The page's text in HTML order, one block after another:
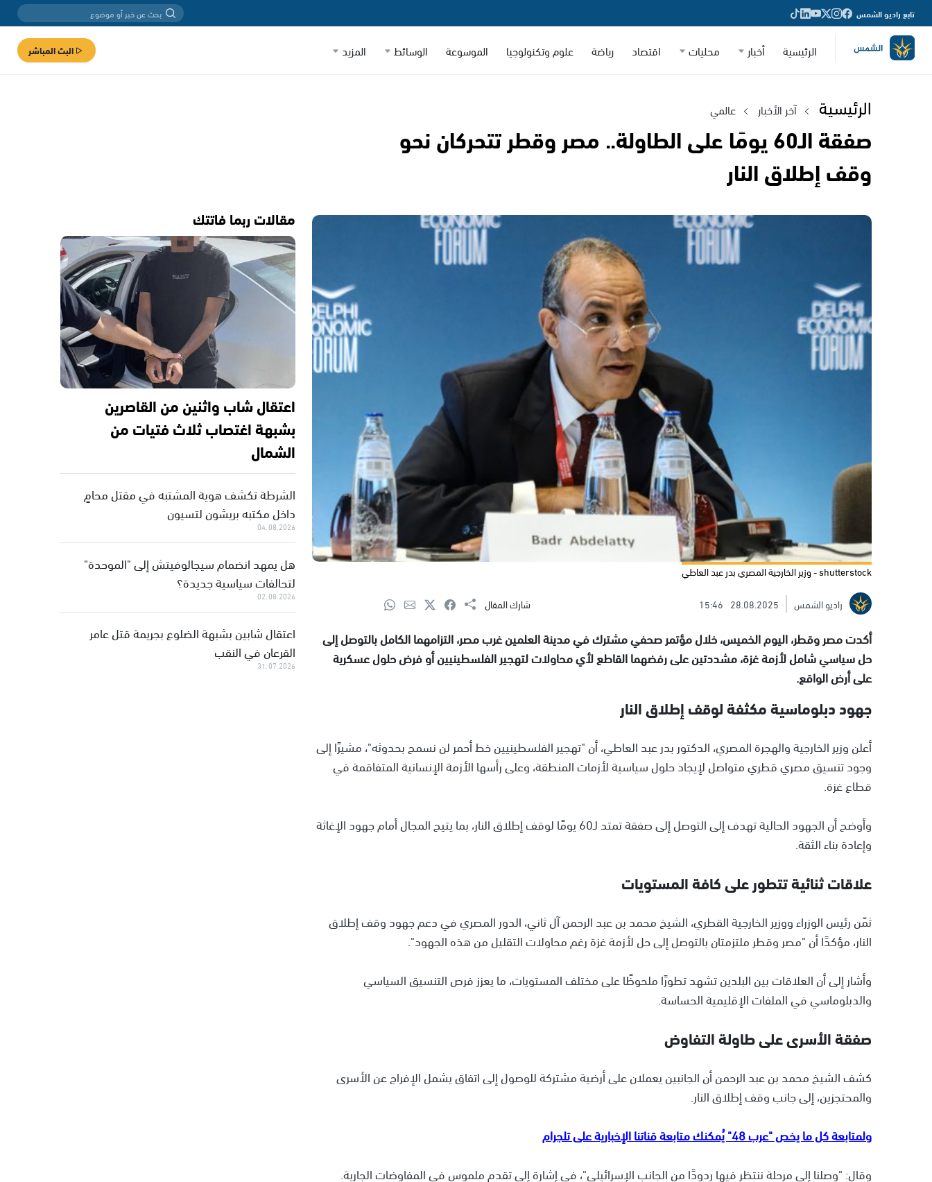
تابع راديو الشمس
الرئيسية أخبار محليات اقتصاد رياضة علوم وتكنولوجيا الموسوعة الوسائط المزيد البث المباشر
الرئيسية آخر الأخبار عالمي
صفقة الـ60 يومًا على الطاولة.. مصر وقطر تتحركان نحو
وقف إطلاق النار
shutterstock - وزير الخارجية المصري بدر عبد العاطي
راديو الشمس
28.08.2025
15:46 شارك المقال
أكدت مصر وقطر، اليوم الخميس، خلال مؤتمر صحفي مشترك في مدينة العلمين غرب مصر، التزامهما الكامل بالتوصل إلى
حل سياسي شامل لأزمة غزة، مشددتين على رفضهما القاطع لأي محاولات لتهجير الفلسطينيين أو فرض حلول عسكرية
على أرض الواقع.
جهود دبلوماسية مكثفة لوقف إطلاق النار
أعلن وزير الخارجية والهجرة المصري، الدكتور بدر عبد العاطي، أن "تهجير الفلسطينيين خط أحمر لن نسمح بحدوثه"، مشيرًا إلى
وجود تنسيق مصري قطري متواصل لإيجاد حلول سياسية لأزمات المنطقة، وعلى رأسها الأزمة الإنسانية المتفاقمة في
قطاع غزة.
وأوضح أن الجهود الحالية تهدف إلى التوصل إلى صفقة تمتد لـ60 يومًا لوقف إطلاق النار، بما يتيح المجال أمام جهود الإغاثة
وإعادة بناء الثقة.
علاقات ثنائية تتطور على كافة المستويات
ثمّن رئيس الوزراء ووزير الخارجية القطري، الشيخ محمد بن عبد الرحمن آل ثاني، الدور المصري في دعم جهود وقف إطلاق
النار، مؤكدًا أن "مصر وقطر ملتزمتان بالتوصل إلى حل لأزمة غزة رغم محاولات التقليل من هذه الجهود".
وأشار إلى أن العلاقات بين البلدين تشهد تطورًا ملحوظًا على مختلف المستويات، ما يعزز فرص التنسيق السياسي
والدبلوماسي في الملفات الإقليمية الحساسة.
صفقة الأسرى على طاولة التفاوض
كشف الشيخ محمد بن عبد الرحمن أن الجانبين يعملان على أرضية مشتركة للوصول إلى اتفاق يشمل الإفراج عن الأسرى
والمحتجزين، إلى جانب وقف إطلاق النار.
ولمتابعة كل ما يخص "عرب 48" يُمكنك متابعة قناتنا الإخبارية على تلجرام
وقال: "وصلنا إلى مرحلة ننتظر فيها ردودًا من الجانب الإسرائيلي"، في إشارة إلى تقدم ملموس في المفاوضات الجارية.
مقالات ربما فاتتك
اعتقال شاب واثنين من القاصرين
بشبهة اغتصاب ثلاث فتيات من
الشمال
الشرطة تكشف هوية المشتبه في مقتل محامٍ
داخل مكتبه بريشون لتسيون
04.08.2026
هل يمهد انضمام سيجالوفيتش إلى "الموحدة"
لتحالفات سياسية جديدة؟
02.08.2026
اعتقال شابين بشبهة الضلوع بجريمة قتل عامر
القرعان في النقب
31.07.2026